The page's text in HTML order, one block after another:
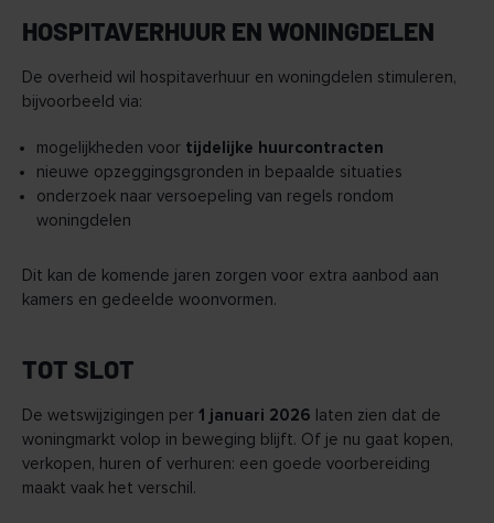
HOSPITAVERHUUR EN WONINGDELEN
De overheid wil hospitaverhuur en woningdelen stimuleren,
bijvoorbeeld via:
mogelijkheden voor tijdelijke huurcontracten
nieuwe opzeggingsgronden in bepaalde situaties
onderzoek naar versoepeling van regels rondom
woningdelen
Dit kan de komende jaren zorgen voor extra aanbod aan
kamers en gedeelde woonvormen.
TOT SLOT
De wetswijzigingen per 1 januari 2026 laten zien dat de
woningmarkt volop in beweging blijft. Of je nu gaat kopen,
verkopen, huren of verhuren: een goede voorbereiding
maakt vaak het verschil.